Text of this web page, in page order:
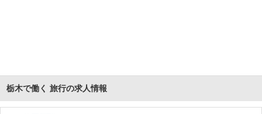
栃木で働く 旅行の求人情報